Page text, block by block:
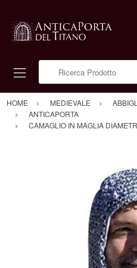
HOME MEDIEVALE
ANTICAPORTA
CAMAGLIO IN MAGLIA